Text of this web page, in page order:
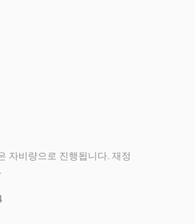
자비량으로 진행됩니다. 재정